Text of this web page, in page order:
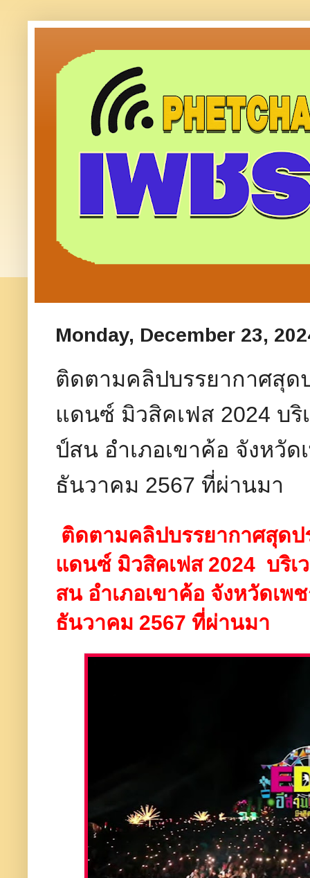
Monday, December 23,
ติดตามคลิปบรรยากาศสุด
แดนซ์ มิวสิคเฟส 2024 บ
ป์สน อำเภอเขาค้อ จังหวั
ธันวาคม 2567 ที่ผ่านมา
ติดตามคลิปบรรยากาศสุดป
แดนซ์ มิวสิคเฟส 2024 บริ
สน อำเภอเขาค้อ จังหวัดเพ
ธันวาคม 2567 ที่ผ่านมา